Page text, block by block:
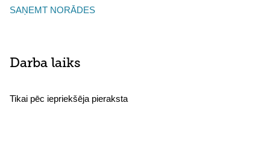
SAŅEMT NORĀDES
Darba laiks
Tikai pēc iepriekšēja pieraksta